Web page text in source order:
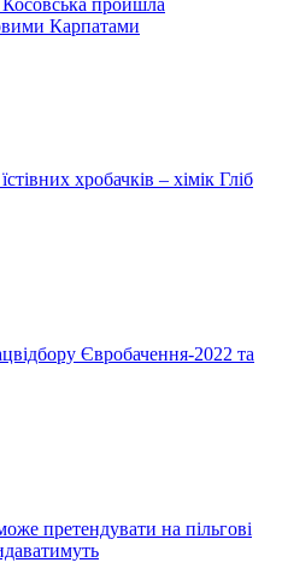
Карпатами
хробачків – хімік Гліб
Євробачення-2022 та
претендувати на пільгові